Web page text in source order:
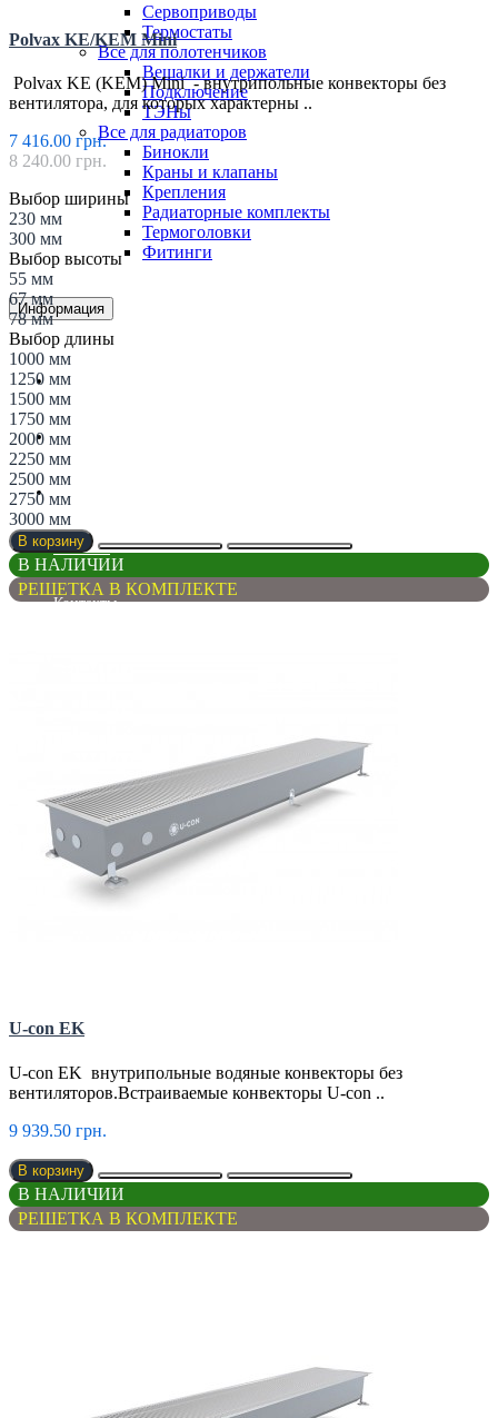
Сервоприводы
Термостаты
Все для полотенчиков
Вешалки и держатели
Подключение
ТЭНы
Все для радиаторов
Бинокли
Краны и клапаны
Крепления
Радиаторные комплекты
Термоголовки
Фитинги
Информация
Доставка и Оплата
Магазин
Новости
Контакты
Список сравнения
Регистрация
Polvax KE/KEM Mini
Polvax KE (KEM) Mini - внутрипольные конвекторы без
вентилятора, для которых характерны ..
7 416.00 грн.
8 240.00 грн.
Выбор ширины
230 мм
300 мм
Выбор высоты
55 мм
67 мм
78 мм
Выбор длины
1000 мм
1250 мм
1500 мм
1750 мм
2000 мм
2250 мм
2500 мм
2750 мм
3000 мм
В корзину
В НАЛИЧИИ
РЕШЕТКА В КОМПЛЕКТЕ
U-con EK
U-con EK внутрипольные водяные конвекторы без
вентиляторов.Встраиваемые конвекторы U-con ..
9 939.50 грн.
В корзину
В НАЛИЧИИ
РЕШЕТКА В КОМПЛЕКТЕ